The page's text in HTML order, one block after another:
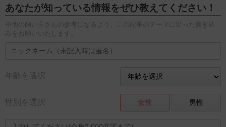
あなたが知っている情報をぜひ教えてください！
※他の飼い主さんの参考になるよう、この記事のテーマに沿った書き込
みをお願いいたします。
年齢を選択
性別を選択 女性 男性